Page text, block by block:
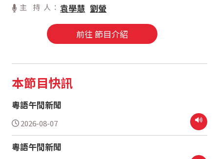
主 持 人： 袁學慧 劉螢
前往 節目介紹
本節目快訊
粵語午間新聞
2026-08-07
粵語午間新聞